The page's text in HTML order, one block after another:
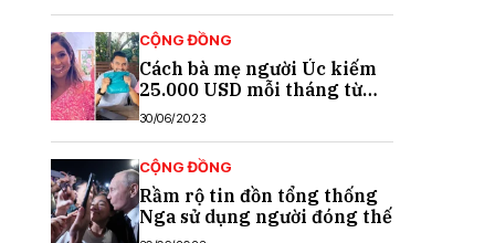
CỘNG ĐỒNG
Cách bà mẹ người Úc kiếm
25.000 USD mỗi tháng từ
TikTok
30/06/2023
CỘNG ĐỒNG
Rầm rộ tin đồn tổng thống
Nga sử dụng người đóng thế